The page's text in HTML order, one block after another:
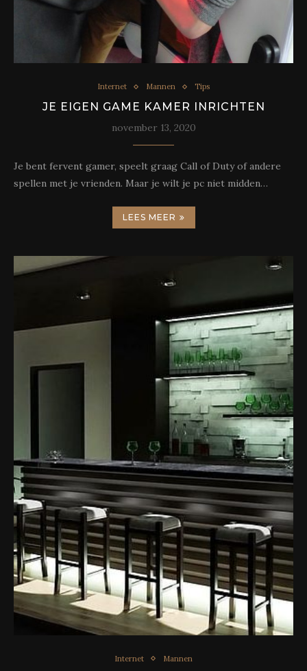
Internet Mannen Tips
JE EIGEN GAME KAMER INRICHTEN
november 13, 2020
Je bent fervent gamer, speelt graag Call of Duty of andere
spellen met je vrienden. Maar je wilt je pc niet midden…
LEES MEER
Internet Mannen